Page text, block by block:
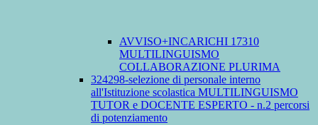
AVVISO+INCARICHI 17310
MULTILINGUISMO
COLLABORAZIONE PLURIMA
324298-selezione di personale interno
all'Istituzione scolastica MULTILINGUISMO
TUTOR e DOCENTE ESPERTO - n.2 percorsi
di potenziamento